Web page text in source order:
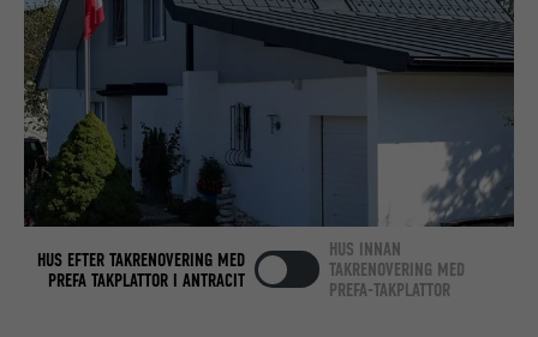
HUS EFTER TAKRENOVERING MED
PREFA TAKPLATTOR I ANTRACIT
HUS INNAN
TAKRENOVERING MED
PREFA-TAKPLATTOR
identifieringsdetaljer.
PROCEDUR Session
ÄNDAMÅL
Ställs in av LinkedIn när en webbsida
innehåller ett inbäddat "Följ oss"-
fönster.
EFTERNAMN bcookie
LEVERANTÖRER LinkedIn